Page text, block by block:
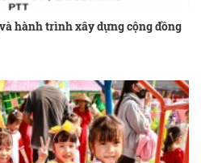
hành trình xây dựng cộng đồng